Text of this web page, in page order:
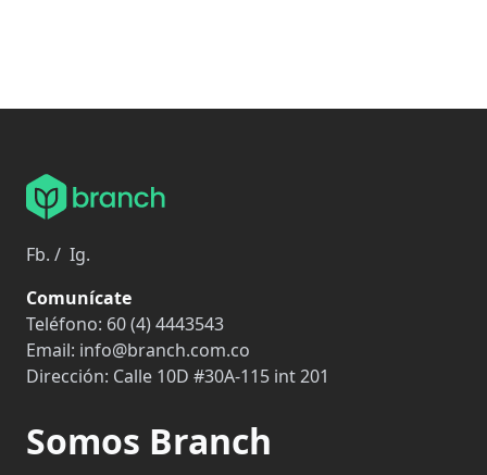
Fb. / Ig.
Comunícate
Teléfono: 60 (4) 4443543
Email: info@branch.com.co
Dirección: Calle 10D #30A-115 int 201
Somos Branch